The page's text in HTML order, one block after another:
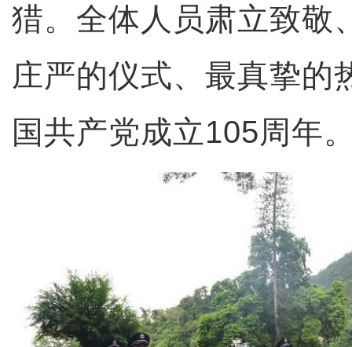
猎。全体人员肃立致敬
庄严的仪式、最真挚的
国共产党成立105周年